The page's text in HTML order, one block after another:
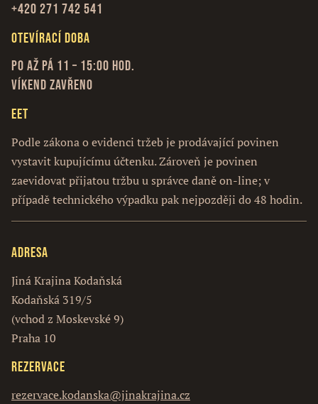
+420 271 742 541
Otevírací doba
Po až Pá 11 – 15:00 hod.
Víkend zavřeno
EET
Podle zákona o evidenci tržeb je prodávající povinen
vystavit kupujícímu účtenku. Zároveň je povinen
zaevidovat přijatou tržbu u správce daně on-line; v
případě technického výpadku pak nejpozději do 48 hodin.
Adresa
Jiná Krajina Kodaňská
Kodaňská 319/5
(vchod z Moskevské 9)
Praha 10
Rezervace
rezervace.kodanska@jinakrajina.cz